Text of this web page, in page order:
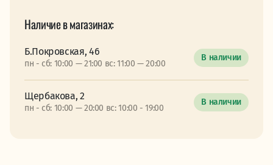
Наличие в магазинах:
Б.Покровская, 46
пн - сб: 10:00 — 21:00 вс: 11:00 — 20:00
В наличии
Щербакова, 2
пн - сб: 10:00 — 20:00 вс: 10:00 - 19:00
В наличии